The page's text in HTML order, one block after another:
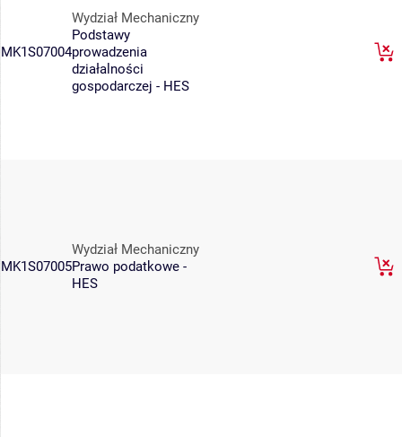
MK1S07004
Wydział Mechaniczny
Podstawy
prowadzenia
działalności
gospodarczej - HES
MK1S07005
Wydział Mechaniczny
Prawo podatkowe -
HES